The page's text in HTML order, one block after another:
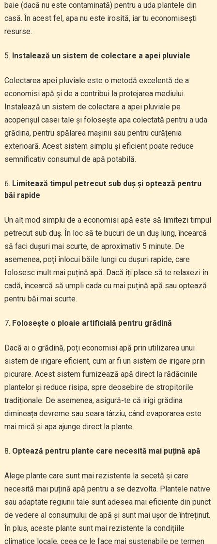
baie (dacă nu este contaminată) pentru a uda plantele din
casă. În acest fel, apa nu este irosită, iar tu economisești
resurse.
Instalează un sistem de colectare a apei pluviale
Colectarea apei pluviale este o metodă excelentă de a
economisi apă și de a contribui la protejarea mediului.
Instalează un sistem de colectare a apei pluviale pe
acoperișul casei tale și folosește apa colectată pentru a uda
grădina, pentru spălarea mașinii sau pentru curățenia
exterioară. Acest sistem simplu și eficient poate reduce
semnificativ consumul de apă potabilă.
Limitează timpul petrecut sub duș și optează pentru
băi rapide
Un alt mod simplu de a economisi apă este să limitezi timpul
petrecut sub duș. În loc să te bucuri de un duș lung, încearcă
să faci dușuri mai scurte, de aproximativ 5 minute. De
asemenea, poți înlocui băile lungi cu dușuri rapide, care
folosesc mult mai puțină apă. Dacă îți place să te relaxezi în
cadă, încearcă să umpli cada cu mai puțină apă sau optează
pentru băi mai scurte.
Folosește o ploaie artificială pentru grădină
Dacă ai o grădină, poți economisi apă prin utilizarea unui
sistem de irigare eficient, cum ar fi un sistem de irigare prin
picurare. Acest sistem furnizează apă direct la rădăcinile
plantelor și reduce risipa, spre deosebire de stropitorile
tradiționale. De asemenea, asigură-te că irigi grădina
dimineața devreme sau seara târziu, când evaporarea este
mai mică și apa ajunge direct la plante.
Optează pentru plante care necesită mai puțină apă
Alege plante care sunt mai rezistente la secetă și care
necesită mai puțină apă pentru a se dezvolta. Plantele native
sau adaptate regiunii tale sunt adesea mai eficiente din punct
de vedere al consumului de apă și sunt mai ușor de întreținut.
În plus, aceste plante sunt mai rezistente la condițiile
climatice locale, ceea ce le face mai sustenabile pe termen